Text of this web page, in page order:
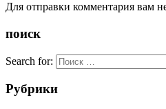
Для отправки комментария вам
поиск
Search for:
Рубрики